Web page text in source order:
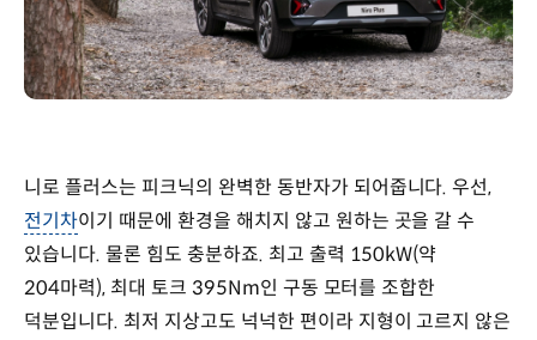
니로 플러스는 피크닉의 완벽한 동반자가 되어줍니다. 우선,
전기차이기 때문에 환경을 해치지 않고 원하는 곳을 갈 수
있습니다. 물론 힘도 충분하죠. 최고 출력 150kW(약
204마력), 최대 토크 395Nm인 구동 모터를 조합한
덕분입니다. 최저 지상고도 넉넉한 편이라 지형이 고르지 않은